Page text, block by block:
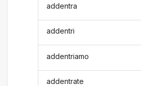
addentra
addentri
addentriamo
addentrate